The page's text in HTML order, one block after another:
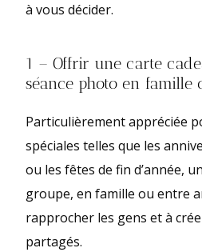
à vous décider.
1 – Offrir une carte
séance photo en famille
Particulièrement appréciée
spéciales telles que les
ou les fêtes de fin d’année,
groupe, en famille ou entre
rapprocher les gens et à
partagés.